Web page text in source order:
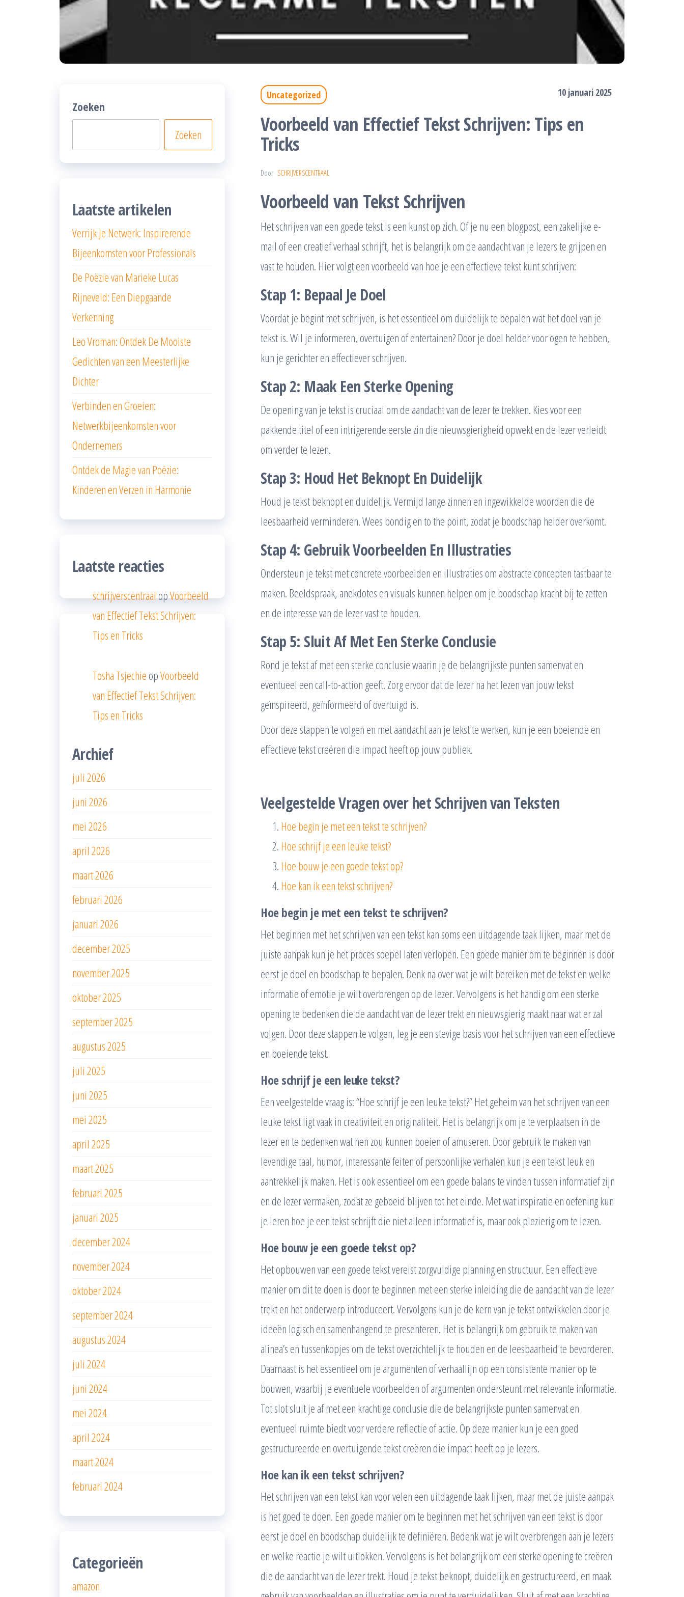
Uncategorized 10 januari 2025
Voorbeeld van Effectief Tekst Schrijven: Tips en
Tricks
Door SCHRIJVERSCENTRAAL
Voorbeeld van Tekst Schrijven
Het schrijven van een goede tekst is een kunst op zich. Of je nu een blogpost, een zakelijke e-
mail of een creatief verhaal schrijft, het is belangrijk om de aandacht van je lezers te grijpen en
vast te houden. Hier volgt een voorbeeld van hoe je een effectieve tekst kunt schrijven:
Stap 1: Bepaal Je Doel
Voordat je begint met schrijven, is het essentieel om duidelijk te bepalen wat het doel van je
tekst is. Wil je informeren, overtuigen of entertainen? Door je doel helder voor ogen te hebben,
kun je gerichter en effectiever schrijven.
Stap 2: Maak Een Sterke Opening
De opening van je tekst is cruciaal om de aandacht van de lezer te trekken. Kies voor een
pakkende titel of een intrigerende eerste zin die nieuwsgierigheid opwekt en de lezer verleidt
om verder te lezen.
Stap 3: Houd Het Beknopt En Duidelijk
Houd je tekst beknopt en duidelijk. Vermijd lange zinnen en ingewikkelde woorden die de
leesbaarheid verminderen. Wees bondig en to the point, zodat je boodschap helder overkomt.
Stap 4: Gebruik Voorbeelden En Illustraties
Ondersteun je tekst met concrete voorbeelden en illustraties om abstracte concepten tastbaar te
maken. Beeldspraak, anekdotes en visuals kunnen helpen om je boodschap kracht bij te zetten
en de interesse van de lezer vast te houden.
Stap 5: Sluit Af Met Een Sterke Conclusie
Rond je tekst af met een sterke conclusie waarin je de belangrijkste punten samenvat en
eventueel een call-to-action geeft. Zorg ervoor dat de lezer na het lezen van jouw tekst
geïnspireerd, geïnformeerd of overtuigd is.
Door deze stappen te volgen en met aandacht aan je tekst te werken, kun je een boeiende en
effectieve tekst creëren die impact heeft op jouw publiek.
Veelgestelde Vragen over het Schrijven van Teksten
Hoe begin je met een tekst te schrijven?
Hoe schrijf je een leuke tekst?
Hoe bouw je een goede tekst op?
Hoe kan ik een tekst schrijven?
Hoe begin je met een tekst te schrijven?
Het beginnen met het schrijven van een tekst kan soms een uitdagende taak lijken, maar met de
juiste aanpak kun je het proces soepel laten verlopen. Een goede manier om te beginnen is door
eerst je doel en boodschap te bepalen. Denk na over wat je wilt bereiken met de tekst en welke
informatie of emotie je wilt overbrengen op de lezer. Vervolgens is het handig om een sterke
opening te bedenken die de aandacht van de lezer trekt en nieuwsgierig maakt naar wat er zal
volgen. Door deze stappen te volgen, leg je een stevige basis voor het schrijven van een effectieve
en boeiende tekst.
Hoe schrijf je een leuke tekst?
Een veelgestelde vraag is: “Hoe schrijf je een leuke tekst?” Het geheim van het schrijven van een
leuke tekst ligt vaak in creativiteit en originaliteit. Het is belangrijk om je te verplaatsen in de
lezer en te bedenken wat hen zou kunnen boeien of amuseren. Door gebruik te maken van
levendige taal, humor, interessante feiten of persoonlijke verhalen kun je een tekst leuk en
aantrekkelijk maken. Het is ook essentieel om een goede balans te vinden tussen informatief zijn
en de lezer vermaken, zodat ze geboeid blijven tot het einde. Met wat inspiratie en oefening kun
je leren hoe je een tekst schrijft die niet alleen informatief is, maar ook plezierig om te lezen.
Hoe bouw je een goede tekst op?
Het opbouwen van een goede tekst vereist zorgvuldige planning en structuur. Een effectieve
manier om dit te doen is door te beginnen met een sterke inleiding die de aandacht van de lezer
trekt en het onderwerp introduceert. Vervolgens kun je de kern van je tekst ontwikkelen door je
ideeën logisch en samenhangend te presenteren. Het is belangrijk om gebruik te maken van
alinea’s en tussenkopjes om de tekst overzichtelijk te houden en de leesbaarheid te bevorderen.
Daarnaast is het essentieel om je argumenten of verhaallijn op een consistente manier op te
bouwen, waarbij je eventuele voorbeelden of argumenten ondersteunt met relevante informatie.
Tot slot sluit je af met een krachtige conclusie die de belangrijkste punten samenvat en
eventueel ruimte biedt voor verdere reflectie of actie. Op deze manier kun je een goed
gestructureerde en overtuigende tekst creëren die impact heeft op je lezers.
Hoe kan ik een tekst schrijven?
Het schrijven van een tekst kan voor velen een uitdagende taak lijken, maar met de juiste aanpak
is het goed te doen. Een goede manier om te beginnen met het schrijven van een tekst is door
eerst je doel en boodschap duidelijk te definiëren. Bedenk wat je wilt overbrengen aan je lezers
en welke reactie je wilt uitlokken. Vervolgens is het belangrijk om een sterke opening te creëren
die de aandacht van de lezer trekt. Houd je tekst beknopt, duidelijk en gestructureerd, en maak
Zoeken
Zoeken
Laatste artikelen
Verrijk Je Netwerk: Inspirerende
Bijeenkomsten voor Professionals
De Poëzie van Marieke Lucas
Rijneveld: Een Diepgaande
Verkenning
Leo Vroman: Ontdek De Mooiste
Gedichten van een Meesterlijke
Dichter
Verbinden en Groeien:
Netwerkbijeenkomsten voor
Ondernemers
Ontdek de Magie van Poëzie:
Kinderen en Verzen in Harmonie
Laatste reacties
schrijverscentraalopVoorbeeld
van Effectief Tekst Schrijven:
Tips en Tricks
Tosha Tsjechie opVoorbeeld
van Effectief Tekst Schrijven:
Tips en Tricks
Archief
juli 2026
juni 2026
mei 2026
april 2026
maart 2026
februari 2026
januari 2026
december 2025
november 2025
oktober 2025
september 2025
augustus 2025
juli 2025
juni 2025
mei 2025
april 2025
maart 2025
februari 2025
januari 2025
december 2024
november 2024
oktober 2024
september 2024
augustus 2024
juli 2024
juni 2024
mei 2024
april 2024
maart 2024
februari 2024
Categorieën
amazon